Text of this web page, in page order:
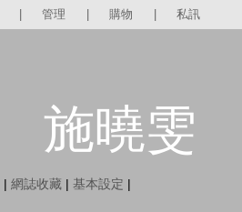
管理 購物 私訊
施曉雯
| 網誌收藏 | 基本設定 |